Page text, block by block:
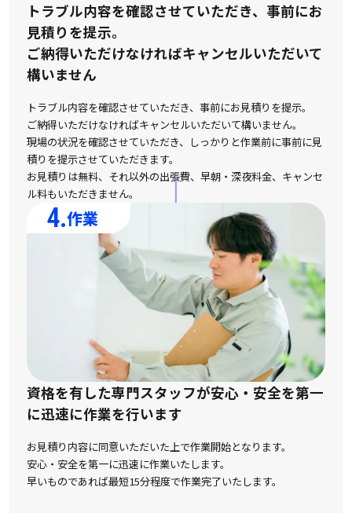
トラブル内容を確認させていただき、事前にお
見積りを提示。
ご納得いただけなければキャンセルいただいて
構いません
トラブル内容を確認させていただき、事前にお見積りを提示。
ご納得いただけなければキャンセルいただいて構いません。
現場の状況を確認させていただき、しっかりと作業前に事前に見
積りを提示させていただきます。
お見積りは無料、それ以外の出張費、早朝・深夜料金、キャンセ
ル料もいただきません。
4.作業
資格を有した専門スタッフが安心・安全を第一
に迅速に作業を行います
お見積り内容に同意いただいた上で作業開始となります。
安心・安全を第一に迅速に作業いたします。
早いものであれば最短15分程度で作業完了いたします。